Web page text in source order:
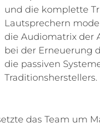
Traditionsherstellers.
das Team um